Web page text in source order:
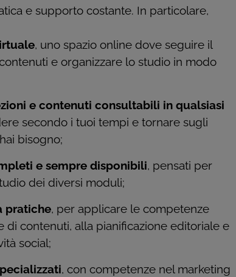
e supporto costante. In particolare,
, uno spazio online dove seguire il
e organizzare lo studio in modo
e contenuti consultabili in qualsiasi
secondo i tuoi tempi e tornare sugli
bisogno;
e sempre disponibili, pensati per
dei diversi moduli;
pratiche, per applicare le competenze
di contenuti, alla pianificazione editoriale e
social;
, con competenze nel marketing